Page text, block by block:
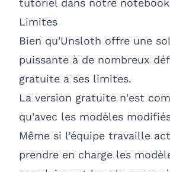
tutoriel dans notre
Limites
Bien qu'Unsloth offre une
puissante à de nombreux
gratuite a ses limites.
La version gratuite n'est
qu'avec les modèles
Même si l’équipe travaille
prendre en charge les